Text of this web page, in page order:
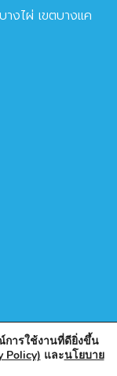
งไผ่ เขตบางแค
by PlasticPark
การใช้งานที่ดียิ่งขึ้น
Policy) และนโยบาย